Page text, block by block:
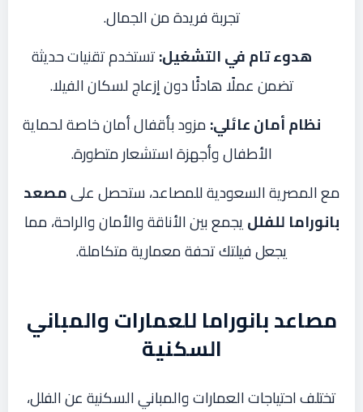
تجربة فريدة من الجمال.
هدوء تام في التشغيل:تستخدم تقنيات حديثة
تضمن عملًا هادئًا دون إزعاج لسكان الفيلا.
نظام أمان عائلي:مزود بأقفال أمان خاصة لحماية
الأطفال وأجهزة استشعار متطورة.
مع المصرية السعودية للمصاعد، ستحصل علىمصعد
بانوراما للفلليجمع بين الأناقة والأمان والراحة، مما
يجعل فيلتك تحفة معمارية متكاملة.
مصاعد بانوراما للعمارات والمباني
السكنية
تختلف احتياجات العمارات والمباني السكنية عن الفلل،